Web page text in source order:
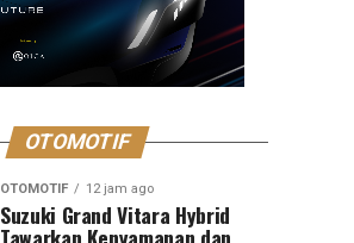
OTOMOTIF
OTOMOTIF 12 jam ago
Suzuki Grand Vitara Hybrid